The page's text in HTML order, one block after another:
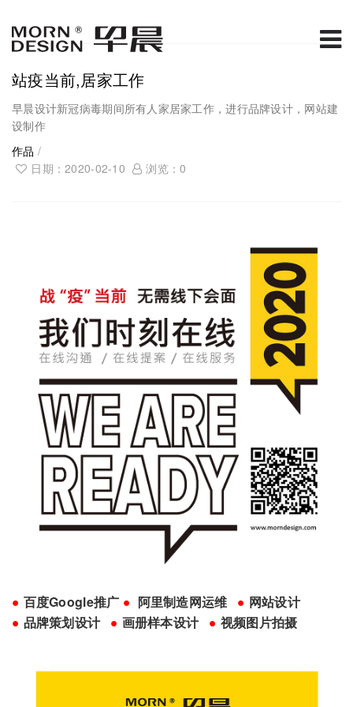
站疫当前,居家工作
早晨设计新冠病毒期间所有人家居家工作，进行品牌设计，网站建
设制作
作品 /
日期：2020-02-10
浏览：0
● 百度Google推广 ● 阿里制造网运维 ● 网站设计
● 品牌策划设计 ● 画册样本设计 ● 视频图片拍摄